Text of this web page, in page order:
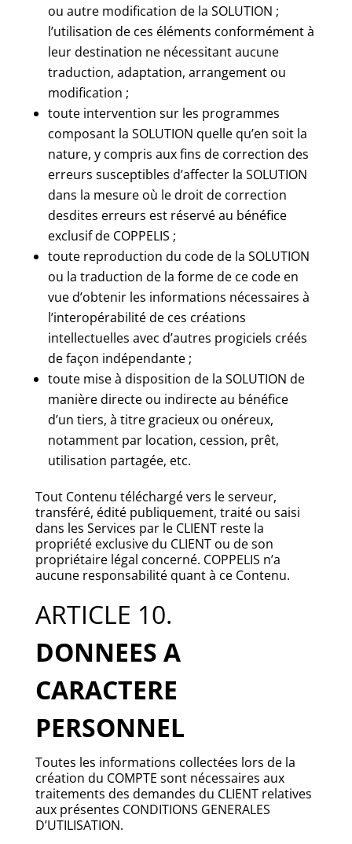
ou autre modification de la SOLUTION ;
l’utilisation de ces éléments conformément à
leur destination ne nécessitant aucune
traduction, adaptation, arrangement ou
modification ;
toute intervention sur les programmes
composant la SOLUTION quelle qu’en soit la
nature, y compris aux fins de correction des
erreurs susceptibles d’affecter la SOLUTION
dans la mesure où le droit de correction
desdites erreurs est réservé au bénéfice
exclusif de COPPELIS ;
toute reproduction du code de la SOLUTION
ou la traduction de la forme de ce code en
vue d’obtenir les informations nécessaires à
l’interopérabilité de ces créations
intellectuelles avec d’autres progiciels créés
de façon indépendante ;
toute mise à disposition de la SOLUTION de
manière directe ou indirecte au bénéfice
d’un tiers, à titre gracieux ou onéreux,
notamment par location, cession, prêt,
utilisation partagée, etc.
Tout Contenu téléchargé vers le serveur,
transféré, édité publiquement, traité ou saisi
dans les Services par le CLIENT reste la
propriété exclusive du CLIENT ou de son
propriétaire légal concerné. COPPELIS n’a
aucune responsabilité quant à ce Contenu.
ARTICLE 10.
DONNEES A
CARACTERE
PERSONNEL
Toutes les informations collectées lors de la
création du COMPTE sont nécessaires aux
traitements des demandes du CLIENT relatives
aux présentes CONDITIONS GENERALES
D’UTILISATION.